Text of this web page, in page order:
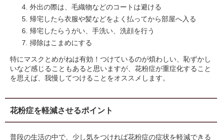
外出の際は、毛織物などのコートは避ける
帰宅したら衣服や髪などをよく払ってから部屋へ入る
帰宅したらうがい、手洗い、洗顔を行う
掃除はこまめにする
特にマスクとめがねは有効！つけているのが煩わしい、恥ずかし
いなど感じることもあると思いますが、花粉症が重症化すること
を思えば、我慢してつけることをオススメします。
花粉症を軽減させるポイント
普段の生活の中で、少し気をつければ花粉症の症状を軽減できる